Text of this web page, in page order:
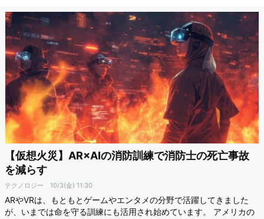
【仮想火災】AR×AIの消防訓練で消防士の死亡事故
を減らす
テクノロジー 10/3(金) 11:30
ARやVRは、もともとゲームやエンタメの分野で活躍してきました
が、いまでは命を守る訓練にも活用され始めています。 アメリカの